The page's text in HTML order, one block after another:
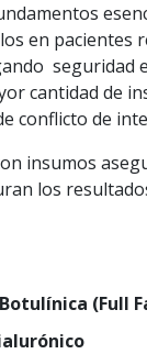
en pacientes
seguridad
cantidad de
conflicto de
insumos
los
(Full